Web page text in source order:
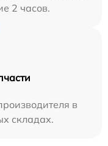
2 часов.
в
складах.